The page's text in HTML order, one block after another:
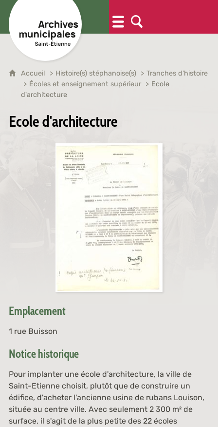
Accueil Histoire(s) stéphanoise(s)
Tranches d'histoire
Écoles et enseignement supérieur
Ecole
d'architecture
Ecole d'architecture
Emplacement
1 rue Buisson
Notice historique
Pour implanter une école d'architecture, la ville de
Saint-Etienne choisit, plutôt que de construire un
édifice, d'acheter l'ancienne usine de rubans Louison,
située au centre ville. Avec seulement 2 300 m² de
surface, il s'agit de la plus petite des 22 écoles